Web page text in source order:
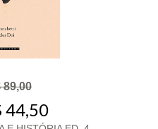
89,00
44,50